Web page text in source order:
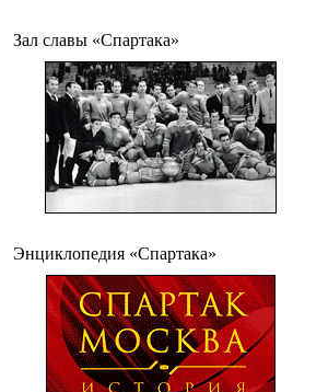
Зал славы «Спартака»
Энциклопедия «Спартака»